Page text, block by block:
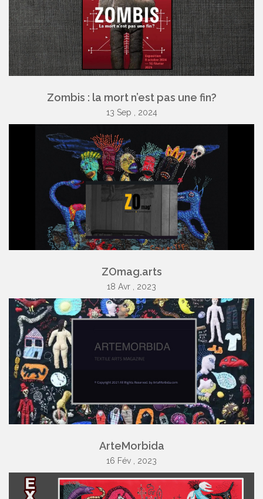
Zombis : la mort n’est pas une fin?
13 Sep , 2024
ZOmag.arts
18 Avr , 2023
ArteMorbida
16 Fév , 2023